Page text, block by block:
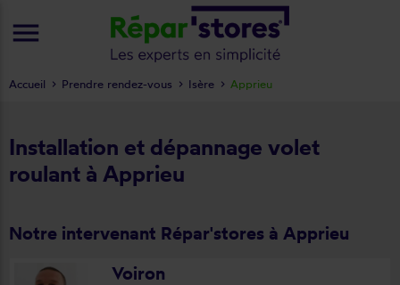
Installation et dépannage volet
roulant à Apprieu
Notre intervenant Répar'stores à Apprieu
Voiron
Accueil Prendre rendez-vous Isère Apprieu
menu